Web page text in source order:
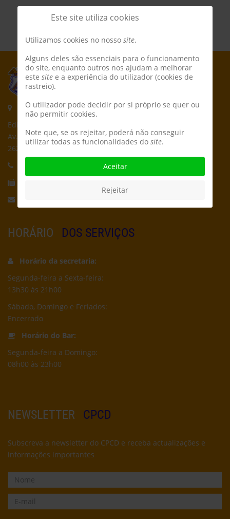
Morada:
Edifício CPCD
Av. Póvoa de Dom Martinho
2625-235 Póvoa de Santa Iria
HORÁRIO DOS SERVIÇOS
Horário da secretaria:
Segunda-feira a Sexta-feira:
13h30 às 21h00
Sábado, Domingo e Feriados:
Encerrado
Horário do Bar:
Segunda-feira a Domingo:
08h00 às 23h00
NEWSLETTER CPCD
Subscreva a newsletter do CPCD e receba actualizações e
informações importantes
Este site utiliza cookies
Utilizamos cookies no nosso site.
Alguns deles são essenciais para o funcionamento
do site, enquanto outros nos ajudam a melhorar
este site e a experiência do utilizador (cookies de
rastreio).
O utilizador pode decidir por si próprio se quer ou
não permitir cookies.
Note que, se os rejeitar, poderá não conseguir
utilizar todas as funcionalidades do site.
Aceitar
Rejeitar